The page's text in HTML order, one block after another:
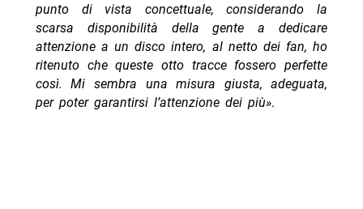
punto di vista concettuale, considerando la
scarsa disponibilità della gente a dedicare
attenzione a un disco intero, al netto dei fan, ho
ritenuto che queste otto tracce fossero perfette
così. Mi sembra una misura giusta, adeguata,
per poter garantirsi l’attenzione dei più».